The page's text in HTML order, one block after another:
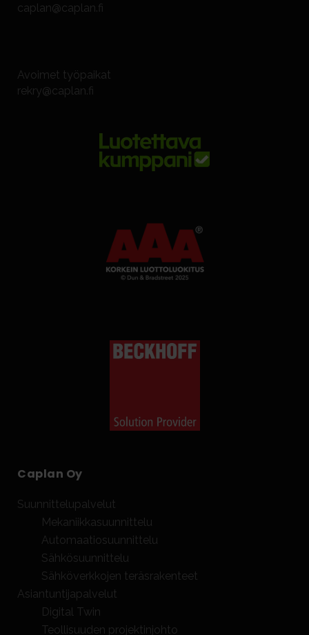
caplan@caplan.fi
Avoimet työpaikat
rekry@caplan.fi
Caplan Oy
Suunnittelupalvelut
Mekaniikkasuunnittelu
Automaatiosuunnittelu
Sähkösuunnittelu
Sähköverkkojen teräsrakenteet
Asiantuntijapalvelut
Digital Twin
Teollisuuden projektinjohto